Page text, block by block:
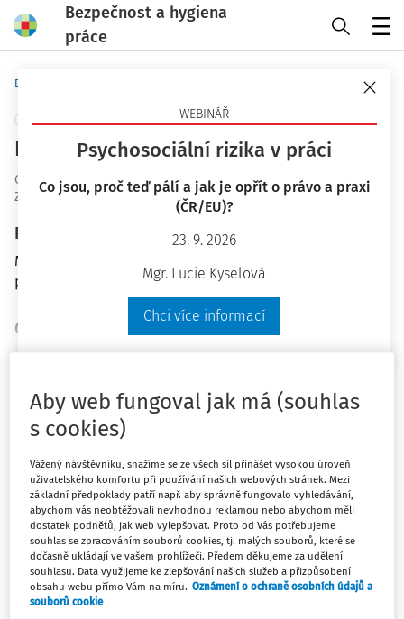
Bezpečnost a hygiena
práce
WEBINÁŘ
Psychosociální rizika v práci
Co jsou, proč teď pálí a jak je opřít o právo a praxi
(ČR/EU)?
23. 9. 2026
Mgr. Lucie Kyselová
Chci více informací
Domů
+ PŘIDAT VLASTNÍ
Popis pracovní činnosti
OaO ID :51221
Zodpovězeno :6. 3. 2025
Plné znění otázky
Musí být v popisu pracovní činnosti uvedeny kvalifikační
předpoklady a dosažené vzdělání?
Odpověď
Máte předplatné? Přihlaste se
Tento dokument je jen pro
předplatitele
Zaregistrujte se a získejte přístup k
Aby web fungoval jak má (souhlas
s cookies)
Vážený návštěvníku, snažíme se ze všech sil přinášet vysokou úroveň
uživatelského komfortu při používání našich webových stránek. Mezi
základní předpoklady patří např. aby správně fungovalo vyhledávání,
abychom vás neobtěžovali nevhodnou reklamou nebo abychom měli
dostatek podnětů, jak web vylepšovat. Proto od Vás potřebujeme
souhlas se zpracováním souborů cookies, tj. malých souborů, které se
dočasně ukládají ve vašem prohlížeči. Předem děkujeme za udělení
souhlasu. Data využijeme ke zlepšování našich služeb a přizpůsobení
obsahu webu přímo Vám na míru. Oznámení o ochraně osobních údajů a
souborů cookie